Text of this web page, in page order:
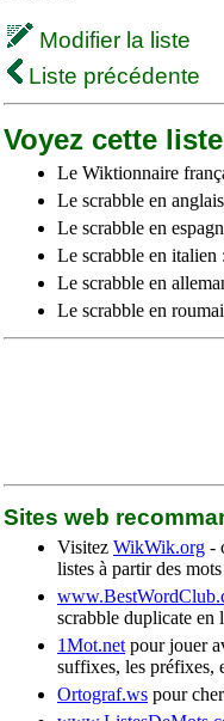
Modifier la liste
Liste précédente
Voyez cette
Le Wiktionnaire
Le scrabble en
Le scrabble en
Le scrabble en italien
Le scrabble en
Le scrabble en
Sites web
Visitez WikWik.org -
listes à partir des
scrabble duplicate en
1Mot.net pour jouer
suffixes, les préfixes,
Ortograf.ws pour